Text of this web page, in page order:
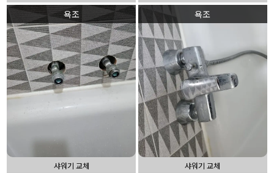
욕조
샤워기 교체
욕조
샤워기 교체